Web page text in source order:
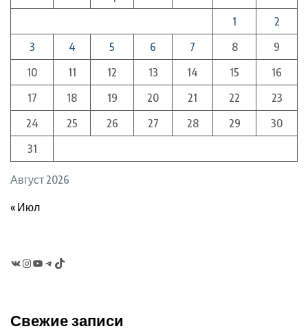
Август 2026
1
2
3
4 5 6 7 8
9
10
11 12 13 14 15
16
17
18 19 20 21 22
23
24
25 26 27 28 29
30
31
« Июл
Instagram
YouTubeTelegram
TikTok
Свежие записи